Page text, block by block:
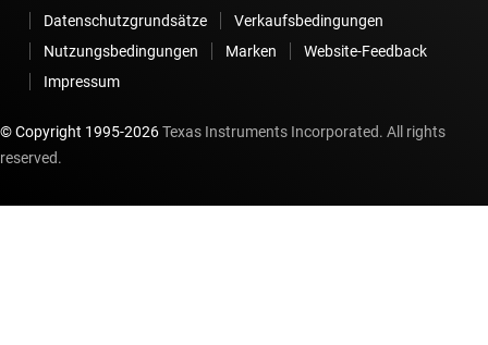
Datenschutzgrundsätze
Verkaufsbedingungen
Nutzungsbedingungen
Marken
Website-Feedback
Impressum
© Copyright 1995-2026Texas Instruments Incorporated. All rights
reserved.